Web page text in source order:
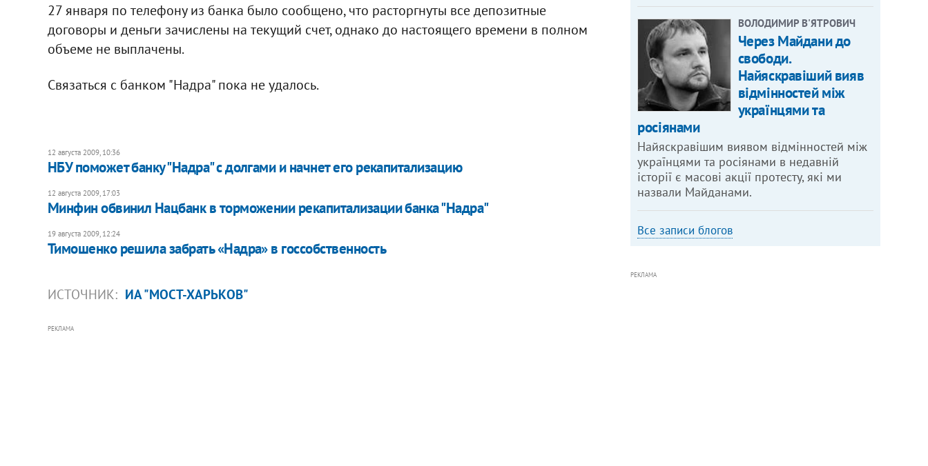
27 января по телефону из банка было сообщено, что расторгнуты все депозитные
договоры и деньги зачислены на текущий счет, однако до настоящего времени в полном
объеме не выплачены.
Связаться с банком "Надра" пока не удалось.
12 августа 2009, 10:36
НБУ поможет банку "Надра" с долгами и начнет его рекапитализацию
12 августа 2009, 17:03
Минфин обвинил Нацбанк в торможении рекапитализации банка "Надра"
19 августа 2009, 12:24
Тимошенко решила забрать «Надра» в госсобственность
ИСТОЧНИК: ИА "МОСТ-ХАРЬКОВ"
РЕКЛАМА
ВОЛОДИМИР В'ЯТРОВИЧ
Через Майдани до
свободи.
Найяскравіший вияв
відмінностей між
українцями та
росіянами
Найяскравішим виявом відмінностей між
українцями та росіянами в недавній
історії є масові акції протесту, які ми
назвали Майданами.
Все записи блогов
РЕКЛАМА